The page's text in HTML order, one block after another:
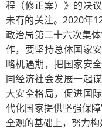
程（修正案）》的决
未有的关注。2020年
政治局第二十六次集
作，要坚持总体国家
略机遇期，把国家安
同经济社会发展一起
大安全格局，促进国
代化国家提供坚强保
全观的基础上，努力构